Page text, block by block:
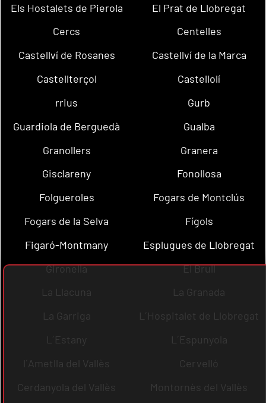
Els Hostalets de Pierola
El Prat de Llobregat
Cercs
Centelles
Castellví de Rosanes
Castellví de la Marca
Castellterçol
Castellolí
rrius
Gurb
Guardiola de Berguedà
Gualba
Granollers
Granera
Gisclareny
Fonollosa
Folgueroles
Fogars de Montclús
Fogars de la Selva
Fígols
Figaró-Montmany
Esplugues de Llobregat
Gironella
El Brull
La Llacuna
La Granada
La Garriga
L´Hospitalet de Llobregat
L´Estany
L´Espunyola
l´Ametlla del Vallès
Cervelló
Cerdanyola del Vallès
Montornès del Vallès